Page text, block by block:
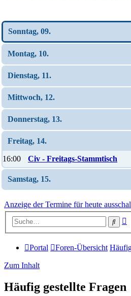
Sonntag, 09.
Montag, 10.
Dienstag, 11.
Mittwoch, 12.
Donnerstag, 13.
Freitag, 14.
16:00 Civ - Freitags-Stammtisch
Samstag, 15.
Anzeige der Termine für heute
Suche
Portal Foren-Übersicht
Zum Inhalt
Häufig gestellte Fragen